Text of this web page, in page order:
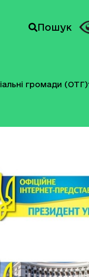
Пошук
громади (ОТГ)